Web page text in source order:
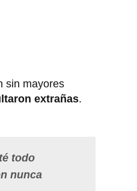
sin mayores
extrañas.
todo
nunca